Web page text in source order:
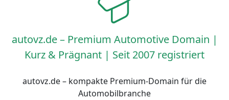
autovz.de – Premium Automotive Domain |
Kurz & Prägnant | Seit 2007 registriert
autovz.de – kompakte Premium-Domain für die
Automobilbranche